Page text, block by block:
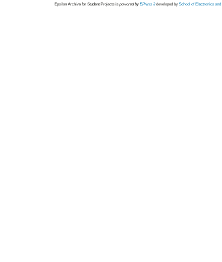
Epsilon Archive for Student Projects is powored byEPrints 3 developed by School of Electronics